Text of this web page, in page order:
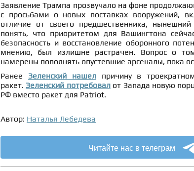
Заявление Трампа прозвучало на фоне
с просьбами о новых поставках вооружений,
отличие от своего предшественника, нынешний
понять, что приоритетом для Вашингтона
безопасность и восстановление оборонного
мнению, был излишне растрачен. Вопрос о
намерены пополнять опустевшие арсеналы, пока
Ранее Зеленский нашел
причину в
ракет.Зеленский потребовалот Запада новую
РФ вместо ракет для Patriot.
Автор: Наталья Лебедева
Читайте нас в телеграм